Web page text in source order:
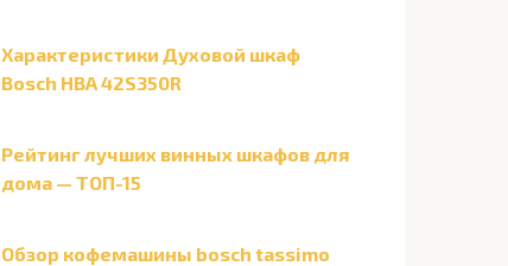
Характеристики Духовой шкаф
Bosch HBA 42S350R
Рейтинг лучших винных шкафов для
дома — ТОП-15
Обзор кофемашины bosch tassimo